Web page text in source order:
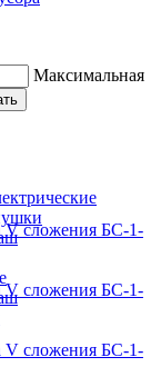
Максимальная